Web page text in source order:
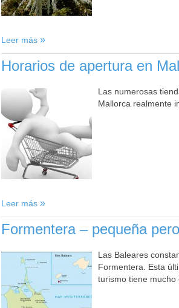
Leer más
Horarios de apertura en
Las numerosas
Mallorca realmente
Leer más
Formentera – pequeña
Las Baleares
Formentera. Esta
turismo tiene mucho